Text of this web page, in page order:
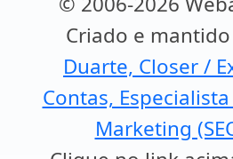
Criado e
Duarte, Closer /
Contas,
Marketing